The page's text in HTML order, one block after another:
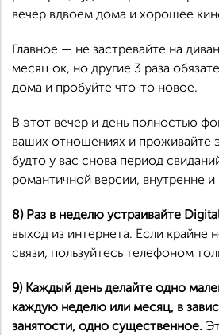
вечер вдвоем дома и хорошее
Главное — не застревайте на
месяц ок, но другие 3 раза
дома и пробуйте что-то новое.
В этот вечер и день полностью
ваших отношениях и проживайте
будто у вас снова период
романтичной версии, внутренне
8) Раз в неделю устраивайте
выход из интернета. Если крайне
связи, пользуйтесь телефоном
9) Каждый день делайте одно
каждую неделю или месяц, в
занятости, одно существенное.